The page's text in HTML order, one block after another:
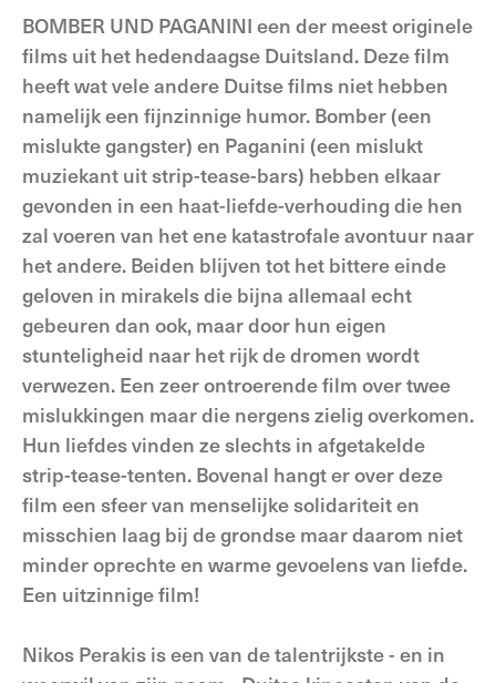
BOMBER UND PAGANINI een der meest originele
films uit het hedendaagse Duitsland. Deze film
heeft wat vele andere Duitse films niet hebben
namelijk een fijnzinnige humor. Bomber (een
mislukte gangster) en Paganini (een mislukt
muziekant uit strip-tease-bars) hebben elkaar
gevonden in een haat-liefde-verhouding die hen
zal voeren van het ene katastrofale avontuur naar
het andere. Beiden blijven tot het bittere einde
geloven in mirakels die bijna allemaal echt
gebeuren dan ook, maar door hun eigen
stunteligheid naar het rijk de dromen wordt
verwezen. Een zeer ontroerende film over twee
mislukkingen maar die nergens zielig overkomen.
Hun liefdes vinden ze slechts in afgetakelde
strip-tease-tenten. Bovenal hangt er over deze
film een sfeer van menselijke solidariteit en
misschien laag bij de grondse maar daarom niet
minder oprechte en warme gevoelens van liefde.
Een uitzinnige film!
Nikos Perakis is een van de talentrijkste - en in